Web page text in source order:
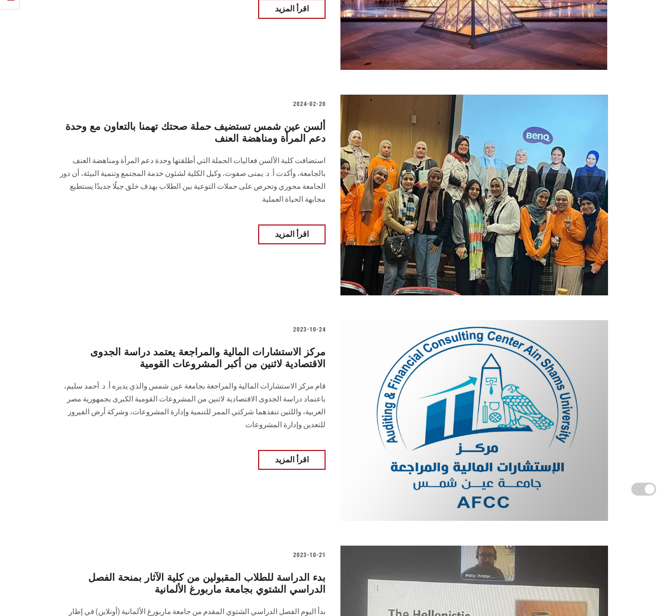
اقرأ المزيد
2024-02-20
ألسن عين شمس تستضيف حملة صحتك تهمنا بالتعاون مع وحدة
دعم المرأة ومناهضة العنف
استضافت كلية الألسن فعاليات الحملة التي أطلقتها وحدة دعم المرأة ‏ومناهضة العنف
بالجامعة، وأكدت أ. د. يمنى صفوت، وكيل الكلية لشئون خدمة المجتمع وتنمية ‏البيئة، أن دور
الجامعة محوري وتحرص على حملات التوعية بين الطلاب‏ بهدف خلق جيلًا جديدًا يستطيع
مجابهة الحياة العملية.
اقرأ المزيد
2023-10-24
مركز الاستشارات المالية والمراجعة يعتمد دراسة الجدوى
الاقتصادية لاثنين من أكبر المشروعات القومية
قام مركز الاستشارات المالية والمراجعة بجامعة عين شمس والذي يديره أ. د. أحمد سليم،
باعتماد دراسة الجدوى الاقتصادية لاثنين من المشروعات القومية الكبرى بجمهورية مصر
العربية، واللتين تنفذهما شركتي الممر للتنمية وإدارة المشروعات، وشركة أرض الفيروز
للتعدين وإدارة المشروعات
اقرأ المزيد
2023-10-21
بدء الدراسة للطلاب المقبولين من كلية الآثار بمنحة الفصل
الدراسي الشتوي بجامعة ماربورغ الألمانية
بدأ اليوم الفصل الدراسي الشتوي المقدم من جامعة ماربورغ الألمانية (أونلاين) في إطار